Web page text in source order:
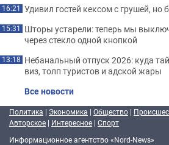
16:21 Удивил гостей кексом с грушей, но
15:31 Шторы устарели: теперь мы
через стекло одной кнопкой
13:18 Небанальный отпуск 2026: куда
виз, толп туристов и адской жары
Все новости
Политика | Экономика | Общество |
Авторское | Интересное | Спорт
Информационное агентство «Nord-News»